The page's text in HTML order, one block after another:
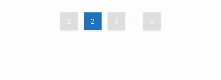
1 2 3 ... 5